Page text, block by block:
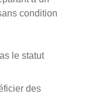
condition
le statut
des